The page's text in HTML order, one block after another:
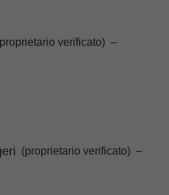
verificato) –
(proprietario verificato) –